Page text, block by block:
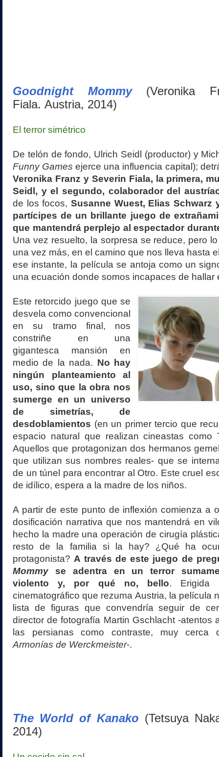
Goodnight Mommy
(Veronika
Fiala. Austria, 2014)
El terror simétrico
De telón de fondo, Ulrich Seidl (productor) y
Funny Gamesejerce una influencia capital);
Veronika Franz y Severin Fiala, la primera,
Seidl, y el segundo, colaborador del
de los focos, Susanne Wuest, Elias Schwarz
partícipes de un brillante juego de
que mantendrá perplejo al espectador
Una vez resuelto, la sorpresa se reduce, pero
una vez más, en el camino que nos lleva hasta
ese instante, la película se antoja como un
una ecuación donde somos incapaces de hallar
Este retorcido juego que se
desvela como convencional
en su tramo final, nos
constriñe en una
gigantesca mansión en
medio de la nada. No hay
ningún planteamiento al
uso, sino que la obra nos
sumerge en un universo
de simetrías, de
desdoblamientos (en un primer tercio que
espacio natural que realizan cineastas como
Aquellos que protagonizan dos hermanos
que utilizan sus nombres reales- que se
de un túnel para encontrar al Otro. Este cruel
de idílico, espera a la madre de los niños.
A partir de este punto de inflexión comienza a
dosificación narrativa que nos mantendrá en
hecho la madre una operación de cirugía
resto de la familia si la hay? ¿Qué ha
protagonista? A través de este juego de
Mommy se adentra en un terror
violento y, por qué no, bello. Erigida
cinematográfico que rezuma Austria, la película
lista de figuras que convendría seguir de
director de fotografía Martin Gschlacht -atentos
las persianas como contraste, muy cerca
Armonías de Werckmeister-.
The World of Kanako (Tetsuya
2014)